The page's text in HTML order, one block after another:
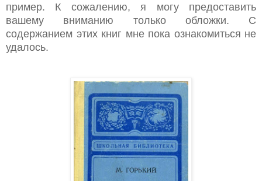
пример. К сожалению, я могу предоставить
вашему вниманию только обложки. С
содержанием этих книг мне пока ознакомиться не
удалось.